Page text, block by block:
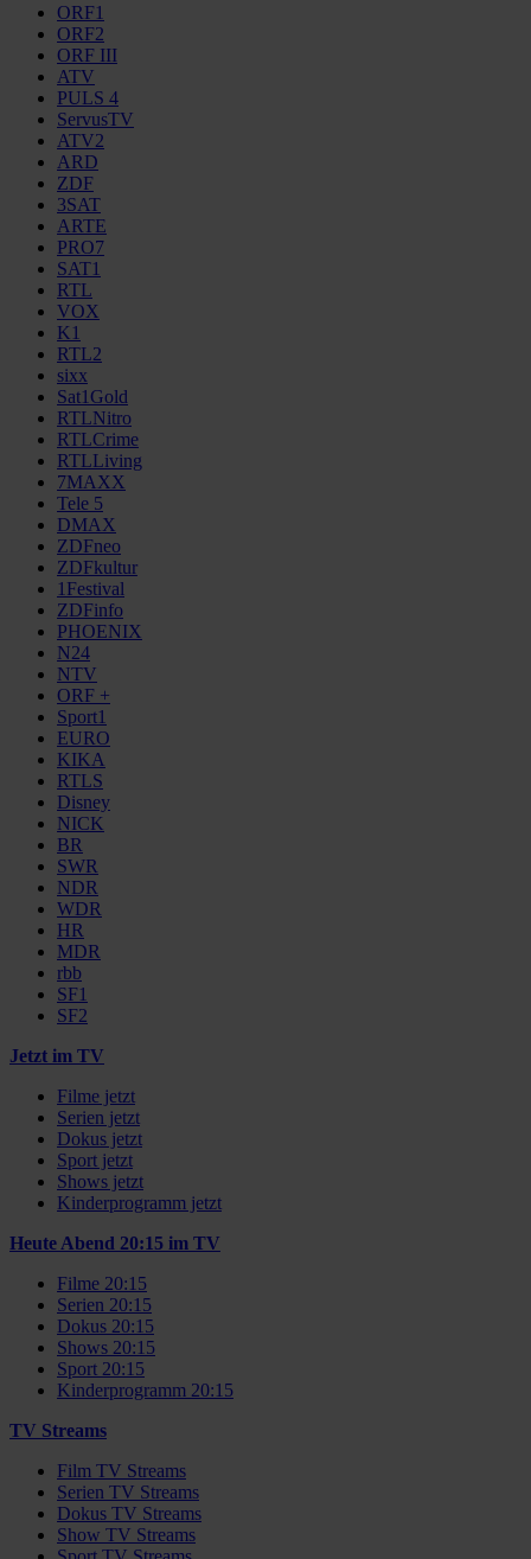
ORF1
ORF2
ORF III
ATV
PULS 4
ServusTV
ATV2
ARD
ZDF
3SAT
ARTE
PRO7
SAT1
RTL
VOX
K1
RTL2
sixx
Sat1Gold
RTLNitro
RTLCrime
RTLLiving
7MAXX
Tele 5
DMAX
ZDFneo
ZDFkultur
1Festival
ZDFinfo
PHOENIX
N24
NTV
ORF +
Sport1
EURO
KIKA
RTLS
Disney
NICK
BR
SWR
NDR
WDR
HR
MDR
rbb
SF1
SF2
Jetzt im TV
Filme jetzt
Serien jetzt
Dokus jetzt
Sport jetzt
Shows jetzt
Kinderprogramm jetzt
Heute Abend 20:15 im TV
Filme 20:15
Serien 20:15
Dokus 20:15
Shows 20:15
Sport 20:15
Kinderprogramm 20:15
TV Streams
Film TV Streams
Serien TV Streams
Dokus TV Streams
Show TV Streams